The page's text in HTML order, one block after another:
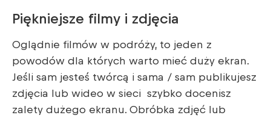
Piękniejsze filmy i zdjęcia
Oglądnie filmów w podróży, to jeden z
powodów dla których warto mieć duży ekran.
Jeśli sam jesteś twórcą i sama / sam publikujesz
zdjęcia lub wideo w sieci szybko docenisz
zalety dużego ekranu. Obróbka zdjęć lub